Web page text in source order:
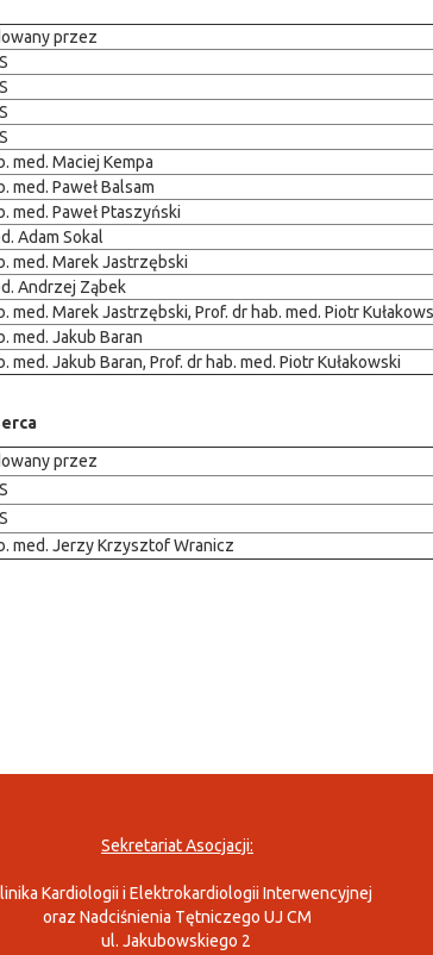
przez
med. Maciej Kempa
med. Paweł Balsam
med. Paweł Ptaszyński
Adam Sokal
med. Marek Jastrzębski
Andrzej Ząbek
med. Marek Jastrzębski, Prof. dr hab. med. Piotr
med. Jakub Baran
med. Jakub Baran, Prof. dr hab. med. Piotr Kułakowski
przez
med. Jerzy Krzysztof Wranicz
Sekretariat Asocjacji:
Kardiologii i Elektrokardiologii Interwencyjnej
oraz Nadciśnienia Tętniczego UJ CM
ul. Jakubowskiego 2